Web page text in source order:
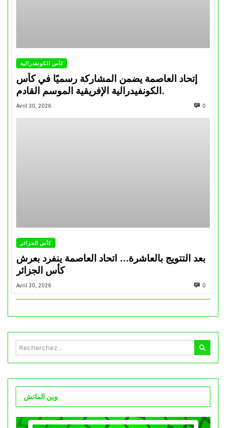
كأس الكونفدرالية
إتحاد العاصمة يضمن المشاركة رسميًا في كأس
الكونفيدرالية الإفريقية الموسم القادم.
Avril 30, 2026 0
كأس الجزائر
بعد التتويج بالعاشرة… اتحاد العاصمة ينفرد بعرش
كأس الجزائر
Avril 30, 2026 0
وين الماتش